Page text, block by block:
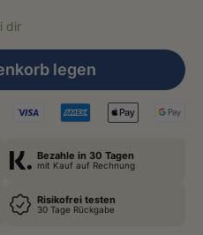
dir
legen
Bezahle in 30 Tagen
mit Kauf auf Rechnung
Risikofrei testen
30 Tage Rückgabe